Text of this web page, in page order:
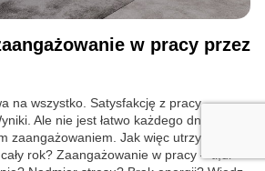
w pracy przez
na wszystko. Satysfakcję z pracy.
Ale nie jest łatwo każdego dnia
zaangażowaniem. Jak więc utrzymać
rok? Zaangażowanie w pracy – tl;dr